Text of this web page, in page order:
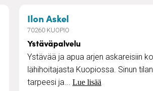
Ilon Askel
70260 KUOPIO
Ystäväpalvelu
Ystävää ja apua arjen askareisiin
lähihoitajasta Kuopiossa. Sinun
tarpeesi ja... Lue lisää